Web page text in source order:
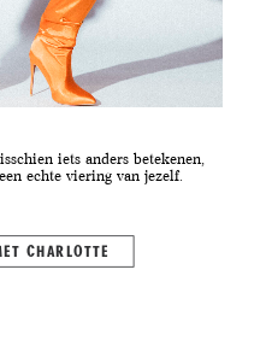
iets anders betekenen,
echte viering van jezelf.
CHARLOTTE